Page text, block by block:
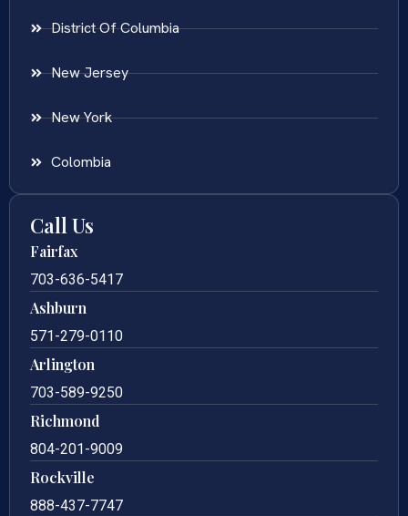
District Of Columbia
New Jersey
New York
Colombia
Call Us
Fairfax
703-636-5417
Ashburn
571-279-0110
Arlington
703-589-9250
Richmond
804-201-9009
Rockville
888-437-7747